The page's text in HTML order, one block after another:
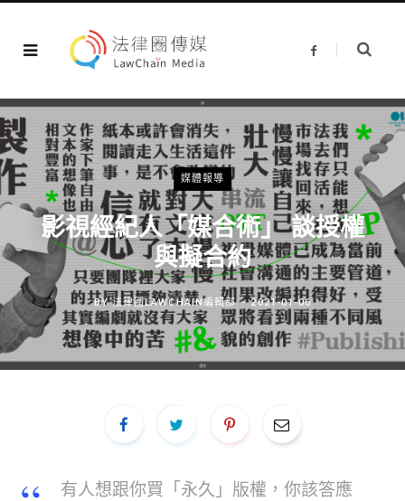
F
b
o
o
k
媒體報導
影視經紀人「媒合術」 談授權
與擬合約
BY法律圈LAWCHAIN編輯部 2021-01-06
有人想跟你買「永久」版權，你該答應